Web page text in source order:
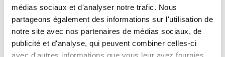
médias sociaux et d'analyser notre trafic. Nous
partageons également des informations sur l'utilisation de
notre site avec nos partenaires de médias sociaux, de
publicité et d'analyse, qui peuvent combiner celles-ci
avec d'autres informations que vous leur avez fournies
Expérience :
Processus